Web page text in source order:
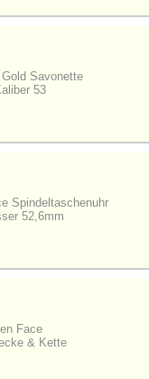
Savonette
53
Spindeltaschenuhr
52,6mm
Face
& Kette